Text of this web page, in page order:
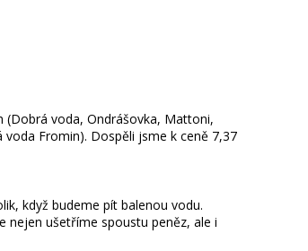
(Dobrá voda, Ondrášovka, Mattoni,
Fromin). Dospěli jsme k ceně 7,37
když budeme pít balenou vodu.
nejen ušetříme spoustu peněz, ale i